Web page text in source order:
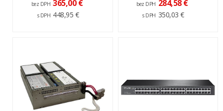
bez DPH 365,00 €
s DPH 448,95 €
bez DPH 284,58 €
s DPH 350,03 €